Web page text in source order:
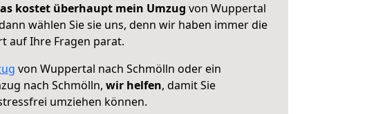
kostet überhaupt mein Umzug von Wuppertal
wählen Sie sie uns, denn wir haben immer die
auf Ihre Fragen parat.
von Wuppertal nach Schmölln oder ein
nach Schmölln, wir helfen, damit Sie
umziehen können.